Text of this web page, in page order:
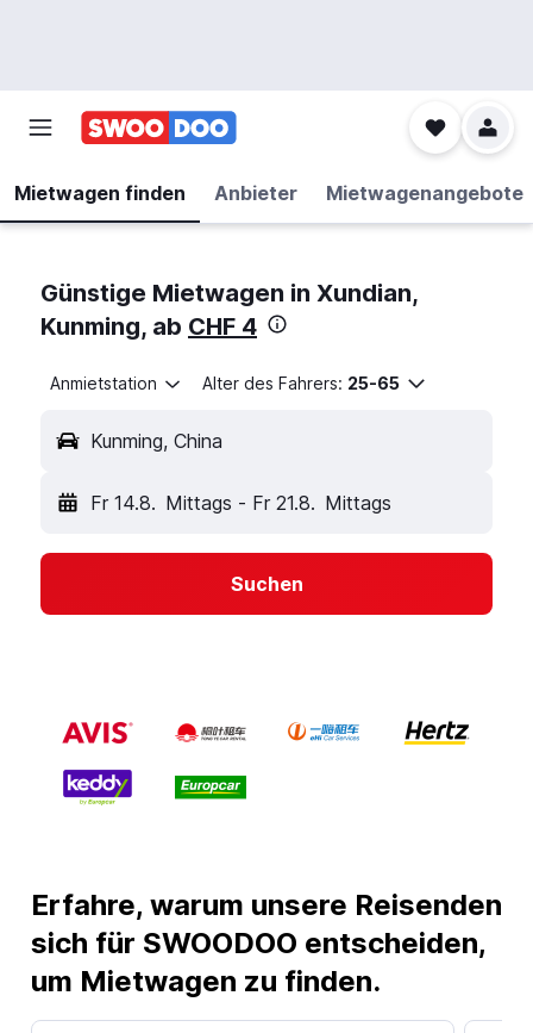
Mietwagen finden Anbieter Mietwagenangebote
Günstige Mietwagen in Xundian,
Kunming, ab CHF 4
Anmietstation Alter des Fahrers: 25-65
Kunming, China
Fr 14.8. Mittags - Fr 21.8. Mittags
Suchen
Erfahre, warum unsere Reisenden
sich für SWOODOO entscheiden,
um Mietwagen zu finden.